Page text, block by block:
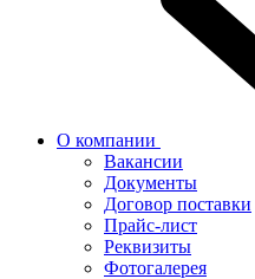
О компании
Вакансии
Документы
Договор поставки
Прайс-лист
Реквизиты
Фотогалерея